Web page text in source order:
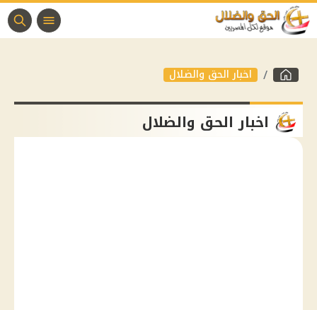
اخبار الحق والضلال
اخبار الحق والضلال